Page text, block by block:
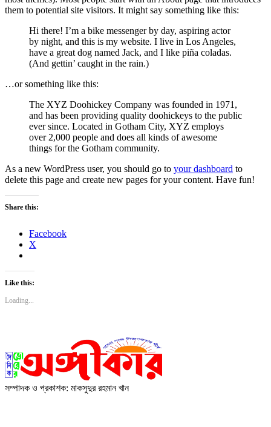
them to potential site visitors. It might say something like this:
Hi there! I’m a bike messenger by day, aspiring actor
by night, and this is my website. I live in Los Angeles,
have a great dog named Jack, and I like piña coladas.
(And gettin’ caught in the rain.)
…or something like this:
The XYZ Doohickey Company was founded in 1971,
and has been providing quality doohickeys to the public
ever since. Located in Gotham City, XYZ employs
over 2,000 people and does all kinds of awesome
things for the Gotham community.
As a new WordPress user, you should go to your dashboard to
delete this page and create new pages for your content. Have fun!
Share this:
Facebook
X
Like this:
Loading...
সম্পাদক ও প্রকাশক: মাকসুদুর রহমান খান